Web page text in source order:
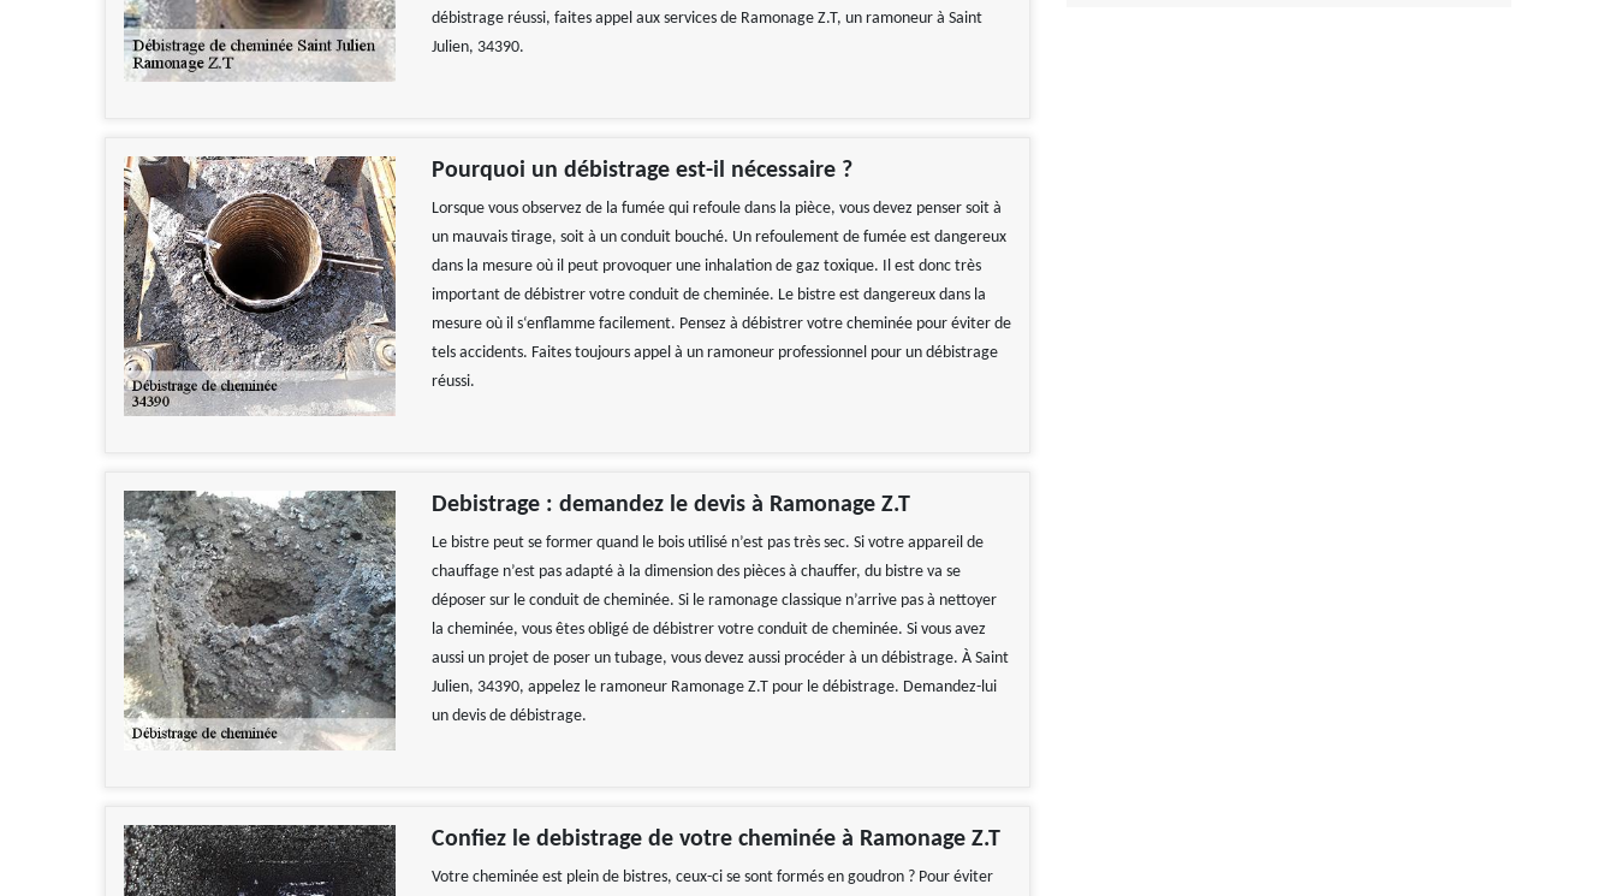
débistrage réussi, faites appel aux services de Ramonage Z.T, un ramoneur à Saint
Julien, 34390.
Pourquoi un débistrage est-il nécessaire ?
Lorsque vous observez de la fumée qui refoule dans la pièce, vous devez penser soit à
un mauvais tirage, soit à un conduit bouché. Un refoulement de fumée est dangereux
dans la mesure où il peut provoquer une inhalation de gaz toxique. Il est donc très
important de débistrer votre conduit de cheminée. Le bistre est dangereux dans la
mesure où il s‘enflamme facilement. Pensez à débistrer votre cheminée pour éviter de
tels accidents. Faites toujours appel à un ramoneur professionnel pour un débistrage
réussi.
Debistrage : demandez le devis à Ramonage Z.T
Le bistre peut se former quand le bois utilisé n’est pas très sec. Si votre appareil de
chauffage n’est pas adapté à la dimension des pièces à chauffer, du bistre va se
déposer sur le conduit de cheminée. Si le ramonage classique n’arrive pas à nettoyer
la cheminée, vous êtes obligé de débistrer votre conduit de cheminée. Si vous avez
aussi un projet de poser un tubage, vous devez aussi procéder à un débistrage. À Saint
Julien, 34390, appelez le ramoneur Ramonage Z.T pour le débistrage. Demandez-lui
un devis de débistrage.
Confiez le debistrage de votre cheminée à Ramonage Z.T
Votre cheminée est plein de bistres, ceux-ci se sont formés en goudron ? Pour éviter